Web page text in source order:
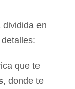
dividida en
que te
, donde te